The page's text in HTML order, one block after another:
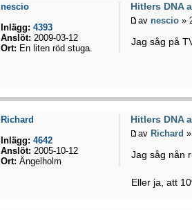
Hitlers DNA
avnescio »
Jag såg på
nescio
Inlägg: 4393
Anslöt: 2009-03-12
Ort: En liten röd stuga.
Hitlers DNA
av Richard
Jag såg nån
Eller ja, att
Richard
Inlägg: 4642
Anslöt: 2005-10-12
Ort: Ängelholm